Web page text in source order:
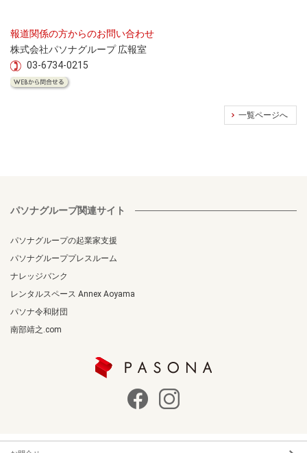
報道関係の方からのお問い合わせ
株式会社パソナグループ 広報室
03-6734-0215
一覧ページへ
パソナグループ関連サイト
パソナグループの起業家支援
パソナグループプレスルーム
ナレッジバンク
レンタルスペース Annex Aoyama
パソナ令和財団
南部靖之.com